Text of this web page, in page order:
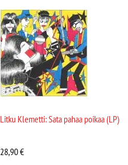
Litku Klemetti: Sata pahaa poikaa (LP)
28,90€